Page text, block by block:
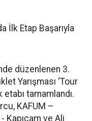
İlk Etap Başarıyla
düzenlenen 3.
Yarışması ‘Tour
etabı tamamlandı.
KAFUM –
Kapıçam ve Ali